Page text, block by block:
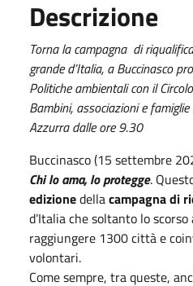
Descrizione
Torna la campagna di
grande d’Italia, a Buccinasco
Politiche ambientali con il
Bambini, associazioni e
Azzurra dalle ore 9.30
Buccinasco (15 settembre
Chi lo ama, lo protegge.
edizionedellacampagna di
d’Italia che soltanto lo
raggiungere 1300 città e
volontari.
Come sempre, tra queste,